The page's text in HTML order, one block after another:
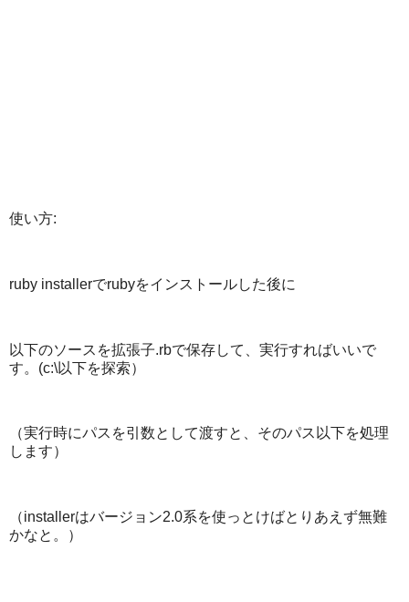
使い方:
ruby installerでrubyをインストールした後に
以下のソースを拡張子.rbで保存して、実行すればいいで
す。(c:\以下を探索）
（実行時にパスを引数として渡すと、そのパス以下を処理
します）
（installerはバージョン2.0系を使っとけばとりあえず無難
かなと。）